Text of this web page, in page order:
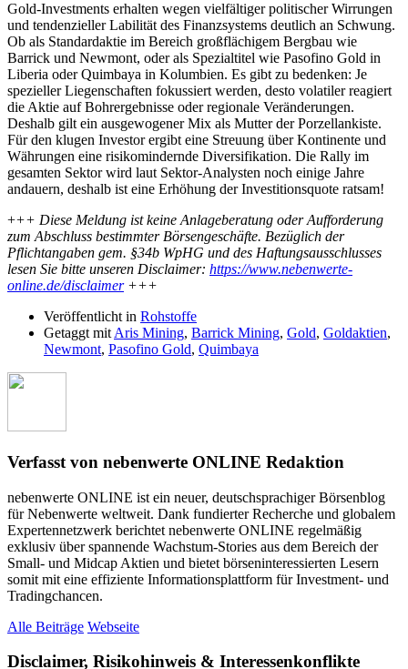
Gold-Investments erhalten wegen vielfältiger politischer Wirrungen
und tendenzieller Labilität des Finanzsystems deutlich an Schwung.
Ob als Standardaktie im Bereich großflächigem Bergbau wie
Barrick und Newmont, oder als Spezialtitel wie Pasofino Gold in
Liberia oder Quimbaya in Kolumbien. Es gibt zu bedenken: Je
spezieller Liegenschaften fokussiert werden, desto volatiler reagiert
die Aktie auf Bohrergebnisse oder regionale Veränderungen.
Deshalb gilt ein ausgewogener Mix als Mutter der Porzellankiste.
Für den klugen Investor ergibt eine Streuung über Kontinente und
Währungen eine risikomindernde Diversifikation. Die Rally im
gesamten Sektor wird laut Sektor-Analysten noch einige Jahre
andauern, deshalb ist eine Erhöhung der Investitionsquote ratsam!
+++ Diese Meldung ist keine Anlageberatung oder Aufforderung
zum Abschluss bestimmter Börsengeschäfte. Bezüglich der
Pflichtangaben gem. §34b WpHG und des Haftungsausschlusses
lesen Sie bitte unseren Disclaimer: https://www.nebenwerte-
online.de/disclaimer+++
Veröffentlicht in Rohstoffe
Getaggt mit Aris Mining, Barrick Mining, Gold, Goldaktien,
Newmont, Pasofino Gold, Quimbaya
Verfasst von nebenwerte ONLINE Redaktion
nebenwerte ONLINE ist ein neuer, deutschsprachiger Börsenblog
für Nebenwerte weltweit. Dank fundierter Recherche und globalem
Expertennetzwerk berichtet nebenwerte ONLINE regelmäßig
exklusiv über spannende Wachstum-Stories aus dem Bereich der
Small- und Midcap Aktien und bietet börseninteressierten Lesern
somit mit eine effiziente Informationsplattform für Investment- und
Tradingchancen.
Alle Beiträge Webseite
Disclaimer, Risikohinweis & Interessenkonflikte